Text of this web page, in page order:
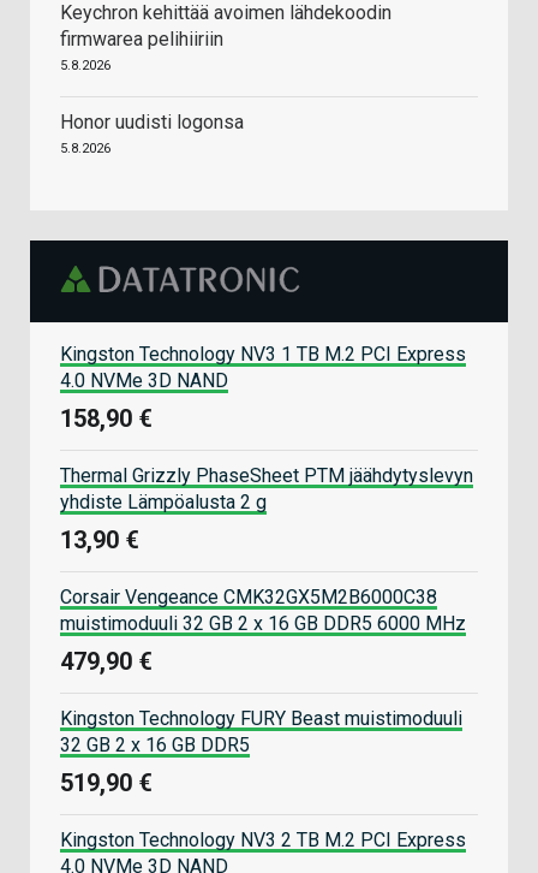
Keychron kehittää avoimen lähdekoodin
firmwarea pelihiiriin
5.8.2026
Honor uudisti logonsa
5.8.2026
Kingston Technology NV3 1 TB M.2 PCI Express
4.0 NVMe 3D NAND
158,90 €
Thermal Grizzly PhaseSheet PTM jäähdytyslevyn
yhdiste Lämpöalusta 2 g
13,90 €
Corsair Vengeance CMK32GX5M2B6000C38
muistimoduuli 32 GB 2 x 16 GB DDR5 6000 MHz
479,90 €
Kingston Technology FURY Beast muistimoduuli
32 GB 2 x 16 GB DDR5
519,90 €
Kingston Technology NV3 2 TB M.2 PCI Express
4.0 NVMe 3D NAND